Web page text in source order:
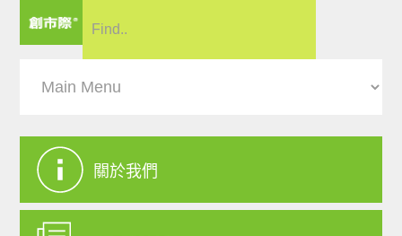
關於我們